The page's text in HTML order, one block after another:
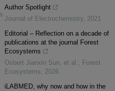
Author Spotlight
Journal of Electrochemistry, 2021
Editorial – Reflection on a decade of
publications at the journal Forest
Ecosystems
Osbert Jianxin Sun, et al. , Forest
Ecosystems, 2026
iLABMED, why now and how in the